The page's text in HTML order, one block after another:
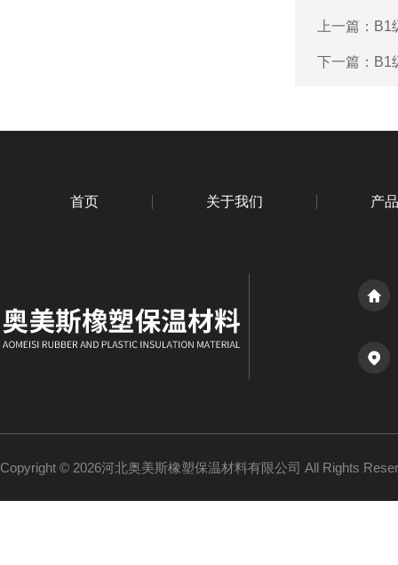
上一篇： B1
下一篇： B1
首页 关于我们 产
Copyright © 2026河北奥美斯橡塑保温材料有限公司 All Rights